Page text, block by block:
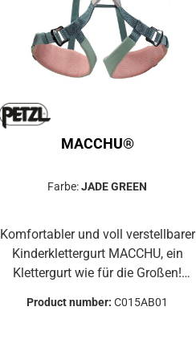
elastische Riemen hinten Vier
formgepresste Materialschlaufen
Vier formgepresste
Materialschlaufen
Nachziehschlaufe
MACCHU®
Farbe:JADE GREEN
Komfortabler und voll verstellbarer
Kinderklettergurt MACCHU, ein
Klettergurt wie für die Großen!
sich justieren, sodass der Gurt
Product number:C015AB01